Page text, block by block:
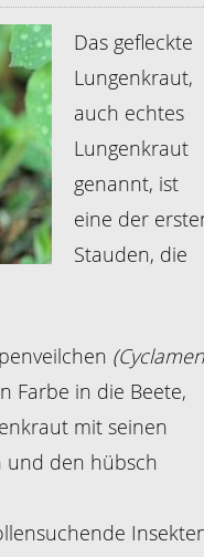
Das gefleckte
Lungenkraut,
auch echtes
Lungenkraut
genannt, ist
eine der
Stauden, die
(Cyclamen
Farbe in die Beete,
mit seinen
und den hübsch